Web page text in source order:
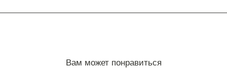
Вам может понравиться